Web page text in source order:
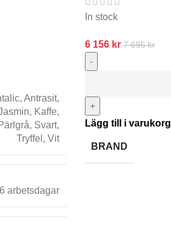
, Antrasit,
, Kaffe,
, Svart,
Tryffel , Vit
arbetsdagar
In stock
6 156 kr 7 695kr
-
+
Lägg till i varukorg
BRAND